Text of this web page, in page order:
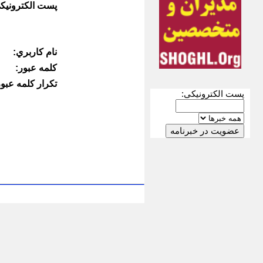
پست الکترونیکی:
پست
نام كاربري:
كلمه عبور:
تكرار كلمه